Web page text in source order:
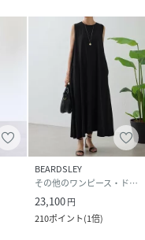
BEARDSLEY
その他のワンピース・ドレス
23,100円
210ポイント(1倍)